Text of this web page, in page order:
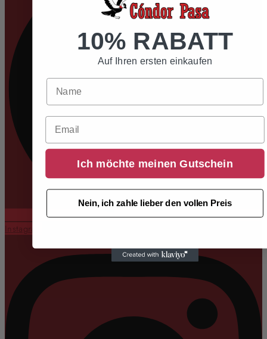
Instagram
10% RABATT
Auf Ihren ersten einkaufen
Email
Ich möchte meinen Gutschein
Nein, ich zahle lieber den vollen Preis